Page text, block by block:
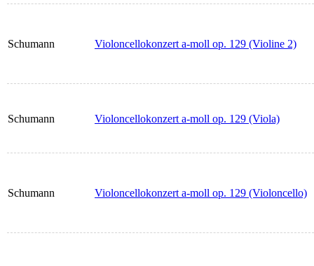
Schumann Violoncellokonzert a-moll op. 129 (Violine 2)
Schumann Violoncellokonzert a-moll op. 129 (Viola)
Schumann Violoncellokonzert a-moll op. 129 (Violoncello)